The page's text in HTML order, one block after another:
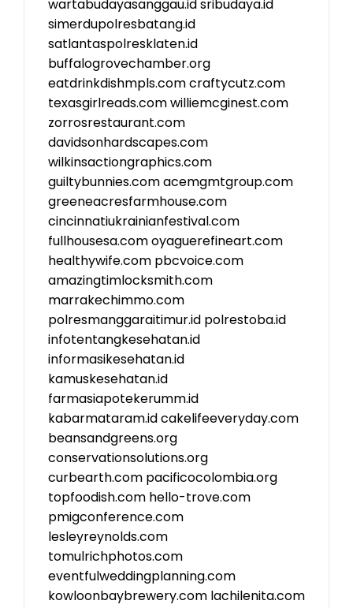
wartabudayasanggau.idsribudaya.id
simerdupolresbatang.id
satlantaspolresklaten.id
buffalogrovechamber.org
eatdrinkdishmpls.comcraftycutz.com
texasgirlreads.comwilliemcginest.com
zorrosrestaurant.com
davidsonhardscapes.com
wilkinsactiongraphics.com
guiltybunnies.comacemgmtgroup.com
greeneacresfarmhouse.com
cincinnatiukrainianfestival.com
fullhousesa.comoyaguerefineart.com
healthywife.com pbcvoice.com
amazingtimlocksmith.com
marrakechimmo.com
polresmanggaraitimur.id polrestoba.id
infotentangkesehatan.id
informasikesehatan.id
kamuskesehatan.id
farmasiapotekerumm.id
kabarmataram.idcakelifeeveryday.com
beansandgreens.org
conservationsolutions.org
curbearth.com pacificocolombia.org
topfoodish.com hello-trove.com
pmigconference.com
lesleyreynolds.com
tomulrichphotos.com
eventfulweddingplanning.com
kowloonbaybrewery.com lachilenita.com